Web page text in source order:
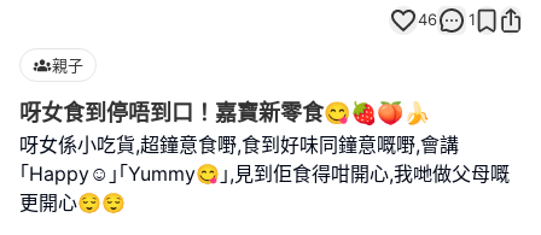
46 1
親子
呀女食到停唔到口！嘉寶新零食😋🍓🍑🍌
呀女係小吃貨,超鐘意食嘢,食到好味同鐘意嘅嘢,會講
｢Happy☺️｣｢Yummy😋｣,見到佢食得咁開心,我哋做父母嘅
更開心😌😌